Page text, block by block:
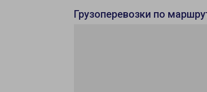
Грузоперевозки по